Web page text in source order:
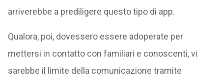
arriverebbe a prediligere questo tipo di app.
Qualora, poi, dovessero essere adoperate per
mettersi in contatto con familiari e conoscenti, vi
sarebbe il limite della comunicazione tramite